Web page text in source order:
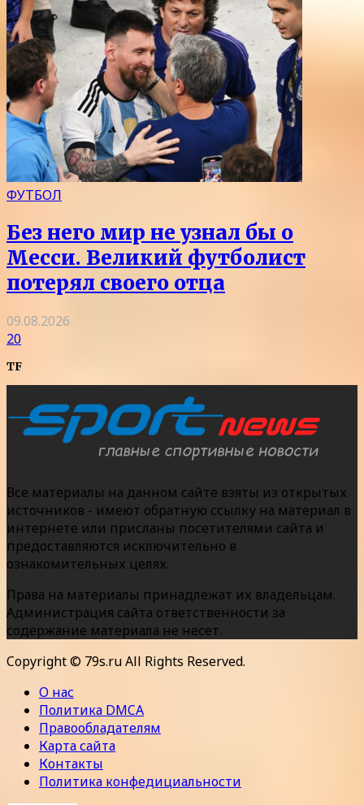
ФУТБОЛ
Без него мир не узнал бы о
Месси. Великий футболист
потерял своего отца
09.08.2026
20
TF
Все материалы на данном сайте взяты из открытых
источников - имеют обратную ссылку на материал в
интернете или присланы посетителями сайта и
предоставляются исключительно в
ознакомительных целях.
Права на материалы принадлежат их владельцам.
Администрация сайта ответственности за
содержание материала не несет.
Copyright © 79s.ru All Rights Reserved.
О нас
Политика DMCA
Правообладателям
Карта сайта
Контакты
Политика конфедициальности